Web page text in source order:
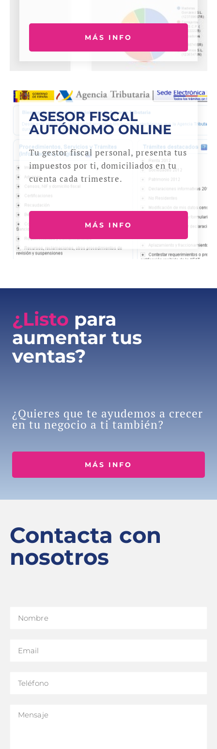
MÁS INFO
ASESOR FISCAL
AUTÓNOMO ONLINE
Tu gestor fiscal personal, presenta tus
impuestos por ti, domiciliados en tu
cuenta cada trimestre.
MÁS INFO
¿Listo para
aumentar tus
ventas?
¿Quieres que te ayudemos a crecer
en tu negocio a ti también?
MÁS INFO
Contacta con
nosotros